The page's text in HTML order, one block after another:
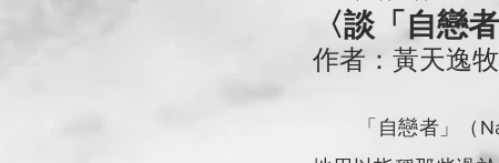
〈談「自戀者
作者：黃天逸